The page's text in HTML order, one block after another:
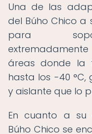
Una de las
del Búho Chico
para
áreas donde la
hasta los -40 °C,
y aislante que lo
En cuanto a su
Búho Chico se